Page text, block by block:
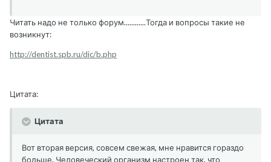
Читать надо не только форум............Тогда и вопросы такие не
возникнут:
http://dentist.spb.ru/dic/b.php
Цитата:
Цитата
Вот вторая версия, совсем свежая, мне нравится гораздо
больше. Человеческий организм настроен так, что